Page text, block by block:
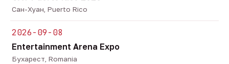
Сан-Хуан, Puerto Rico
2026-09-08
Entertainment Arena Expo
Бухарест, Romania